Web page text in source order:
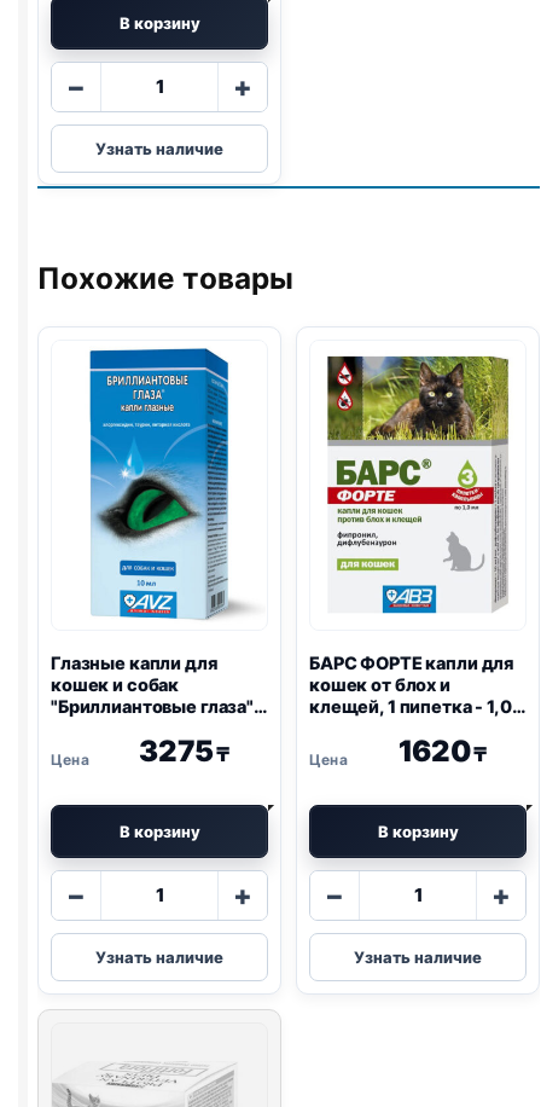
В корзину
−
Количество
Cliny
паста
(ВЫВЕДЕНИЕ
30мл
+
Узнать наличие
Похожие товары
Глазные капли для
кошек и собак
"Бриллиантовые глаза",
3275₸
В корзину
−
Количество
Глазные
капли
для
собак
+
Узнать наличие
БАРС ФОРТЕ капли для
кошек от блох и
клещей, 1 пипетка - 1,0
1620₸
В корзину
−
Количество
БАРС
ФОРТЕ
капли
+
Узнать наличие